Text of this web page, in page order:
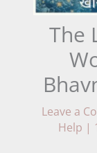
The
Leave a
Help |